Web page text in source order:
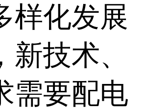
样化发展
新技术、
需要配电